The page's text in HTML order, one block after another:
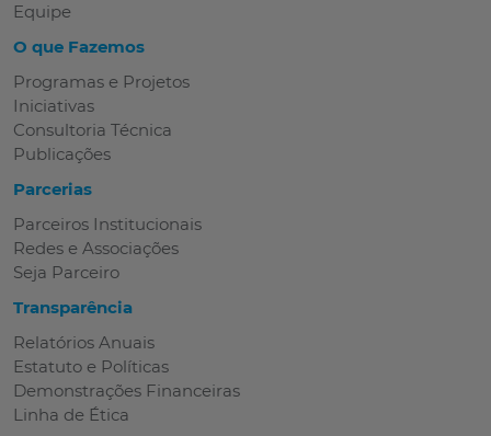
Equipe
O que Fazemos
Programas e Projetos
Iniciativas
Consultoria Técnica
Publicações
Parcerias
Parceiros Institucionais
Redes e Associações
Seja Parceiro
Transparência
Relatórios Anuais
Estatuto e Políticas
Demonstrações Financeiras
Linha de Ética